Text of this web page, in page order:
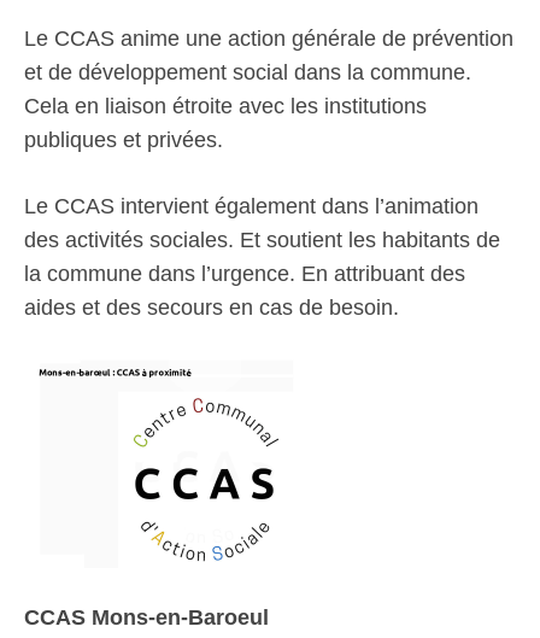
Le CCAS anime une action générale de prévention
et de développement social dans la commune.
Cela en liaison étroite avec les institutions
publiques et privées.
Le CCAS intervient également dans l’animation
des activités sociales. Et soutient les habitants de
la commune dans l’urgence. En attribuant des
aides et des secours en cas de besoin.
CCAS Mons-en-Baroeul